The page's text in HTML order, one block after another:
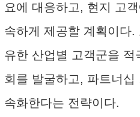
요에 대응하고, 현지 고
속하게 제공할 계획이다.
유한 산업별 고객군을 적
회를 발굴하고, 파트너
속화한다는 전략이다.